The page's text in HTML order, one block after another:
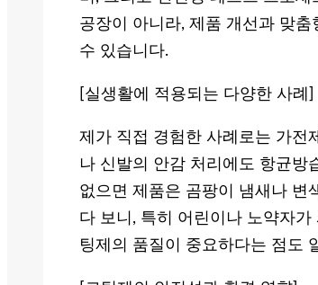
공장이 아니라, 제품 개선과 맞
수 있습니다.
[실생활에 적용되는 다양한 사례]
제가 직접 경험한 사례로는 가전
나 신발의 안감 처리에도 항균방
없으면 제품은 곰팡이 냄새나 변
다 보니, 특히 어린이나 노약자
팅제의 품질이 중요하다는 점도